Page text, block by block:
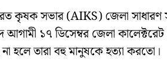
কৃষক সভার (AIKS) জেলা সাধারণ
আগামী ১৭ ডিসেম্বর জেলা
হলে তারা বহু মানুষকে হত্যা করতো।